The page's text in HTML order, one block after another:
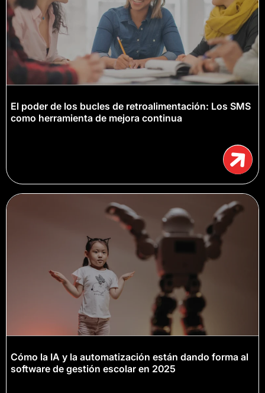
El poder de los bucles de retroalimentación: Los SMS
como herramienta de mejora continua
Cómo la IA y la automatización están dando forma al
software de gestión escolar en 2025